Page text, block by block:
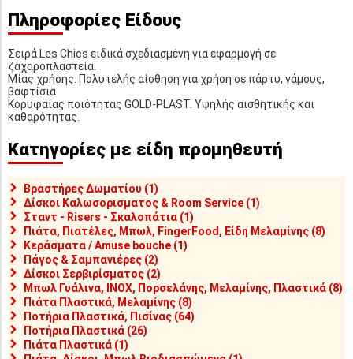
Πληροφορίες Είδους
Σειρά Les Chics ειδικά σχεδιασμένη για εφαρμογή σε
ζαχαροπλαστεία.
Μίας χρήσης. Πολυτελής αίσθηση για χρήση σε πάρτυ, γάμους,
βαφτίσια
Κορυφαίας ποιότητας GOLD-PLAST. Υψηλής αισθητικής και
καθαρότητας.
Κατηγορίες με είδη προμηθευτή
Βραστήρες Δωματίου (1)
Δίσκοι Καλωσορισματος & Room Service (1)
Σταντ - Risers - Σκαλοπάτια (1)
Πιάτα, Πιατέλες, Μπωλ, FingerFood, Είδη Μελαμίνης (8)
Κεράσματα / Amuse bouche (1)
Πάγος & Σαμπανιέρες (2)
Δίσκοι Σερβιρίσματος (2)
Μπωλ Γυάλινα, INOX, Πορσελάνης, Μελαμίνης, Πλαστικά (8)
Πιάτα Πλαστικά, Μελαμίνης (8)
Ποτήρια Πλαστικά, Πισίνας (64)
Ποτήρια Πλαστικά (26)
Πιάτα Πλαστικά (1)